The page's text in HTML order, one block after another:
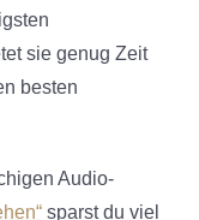
sie genug Zeit
besten
Audio-
sparst du viel